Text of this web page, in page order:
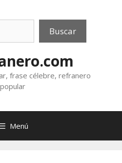
Buscar
frase célebre, refranero
popular
Menú